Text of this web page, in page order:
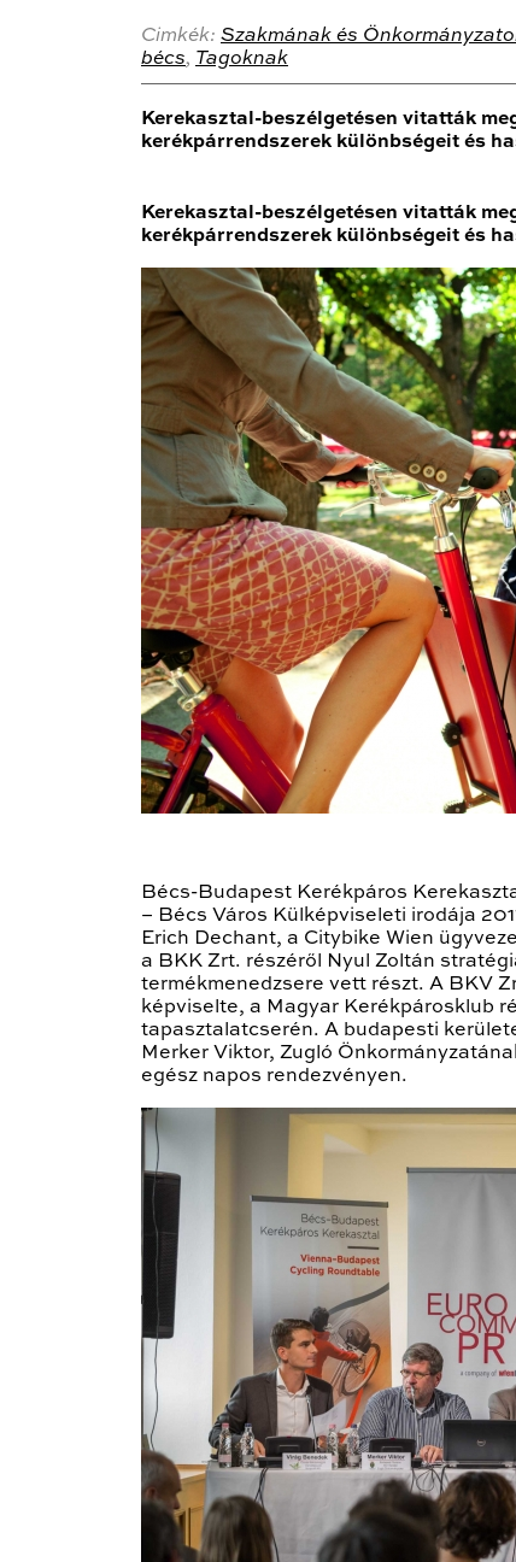
Cimkék: Szakmának és
bécs, Tagoknak
Kerekasztal-beszélgetésen vitatták
kerékpárrendszerek különbségeit és
Kerekasztal-beszélgetésen vitatták
kerékpárrendszerek különbségeit és
Bécs-Budapest Kerékpáros
– Bécs Város Külképviseleti irodája
Erich Dechant, a Citybike Wien
a BKK Zrt. részéről Nyul Zoltán
termékmenedzsere vett részt. A BKV
képviselte, a Magyar Kerékpárosklub
tapasztalatcserén. A budapesti
Merker Viktor, Zugló
egész napos rendezvényen.